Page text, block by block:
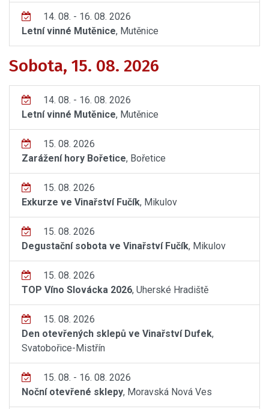
14. 08. - 16. 08. 2026
Letní vinné Mutěnice, Mutěnice
Sobota, 15. 08. 2026
14. 08. - 16. 08. 2026
Letní vinné Mutěnice, Mutěnice
15. 08. 2026
Zarážení hory Bořetice, Bořetice
15. 08. 2026
Exkurze ve Vinařství Fučík, Mikulov
15. 08. 2026
Degustační sobota ve Vinařství Fučík, Mikulov
15. 08. 2026
TOP Víno Slovácka 2026, Uherské Hradiště
15. 08. 2026
Den otevřených sklepů ve Vinařství Dufek,
Svatobořice-Mistřín
15. 08. - 16. 08. 2026
Noční otevřené sklepy, Moravská Nová Ves